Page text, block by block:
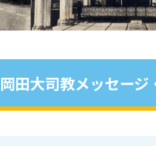
岡田大司教メッセージ